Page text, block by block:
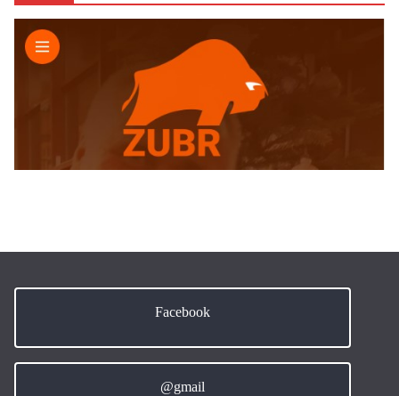
Facebook
@gmail